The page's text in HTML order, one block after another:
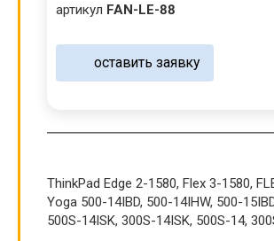
артикул FAN-LE-88
оставить заявку
ThinkPad Edge 2-1580, Flex 3-1580,
Yoga 500-14IBD, 500-14IHW, 500-
500S-14ISK, 300S-14ISK, 500S-14,